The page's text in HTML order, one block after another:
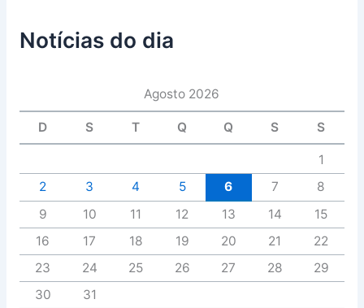
Notícias do dia
Agosto 2026
D S T Q Q S S
1
2
3 4 5 6 7
8
9
10 11 12 13 14
15
16
17 18 19 20 21
22
23
24 25 26 27 28
29
30
31